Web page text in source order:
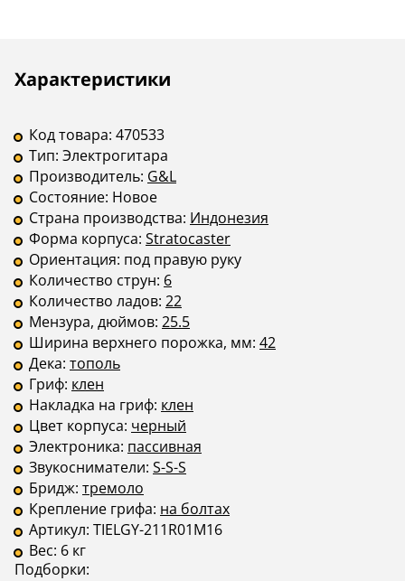
В комплекте
Описание
Характеристики
Инструкции
Код товара: 470533
Тип: Электрогитара
Производитель: G&L
Состояние: Новое
Страна производства: Индонезия
Форма корпуса: Stratocaster
Ориентация: под правую руку
Количество струн: 6
Количество ладов: 22
Мензура, дюймов: 25.5
Ширина верхнего порожка, мм: 42
Дека: тополь
Гриф: клен
Накладка на гриф: клен
Цвет корпуса: черный
Электроника: пассивная
Звукосниматели: S-S-S
Бридж: тремоло
Крепление грифа: на болтах
Артикул: TIELGY-211R01M16
Вес: 6 кг
Подборки: